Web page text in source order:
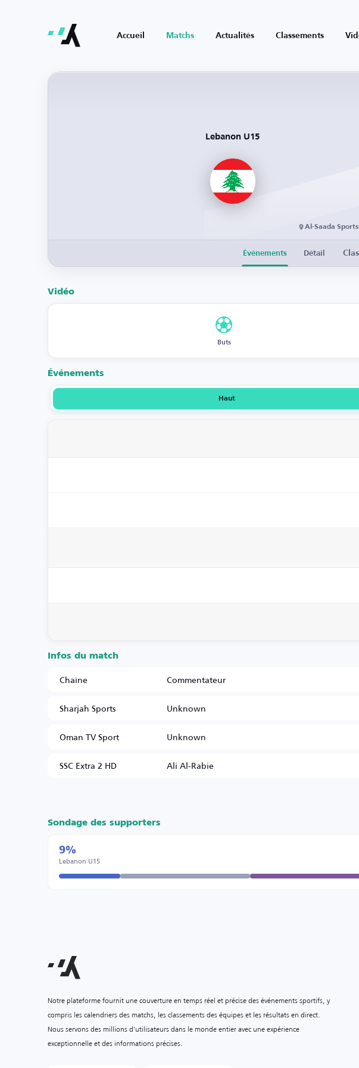
Accueil Matchs Actualités Classements
Lebanon U15
Al-Saada
Événements Détail
Vidéo
Buts
Événements
Haut
Infos du match
Chaîne
Commentateur
Sharjah Sports
Unknown
Oman TV Sport
Unknown
SSC Extra 2 HD
Ali Al-Rabie
Sondage des supporters
9%
Lebanon U15
Notre plateforme fournit une couverture en temps réel et précise des événements sportifs, y
compris les calendriers des matchs, les classements des équipes et les résultats en direct.
Nous servons des millions d'utilisateurs dans le monde entier avec une expérience
exceptionnelle et des informations précises.